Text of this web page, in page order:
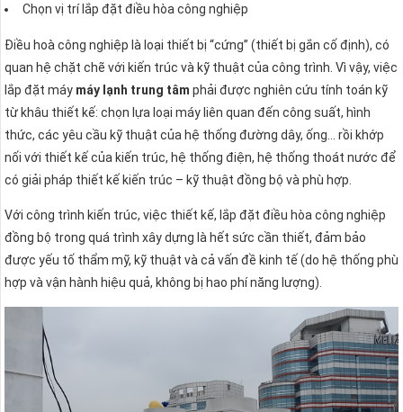
Chọn vị trí lắp đặt điều hòa công nghiệp
Điều hoà công nghiệp là loại thiết bị “cứng” (thiết bị gắn cố định), có
quan hệ chặt chẽ với kiến trúc và kỹ thuật của công trình. Vì vậy, việc
lắp đặt máy máy lạnh trung tâm phải được nghiên cứu tính toán kỹ
từ khâu thiết kế: chọn lựa loại máy liên quan đến công suất, hình
thức, các yêu cầu kỹ thuật của hệ thống đường dây, ống… rồi khớp
nối với thiết kế của kiến trúc, hệ thống điện, hệ thống thoát nước để
có giải pháp thiết kế kiến trúc – kỹ thuật đồng bộ và phù hợp.
Với công trình kiến trúc, việc thiết kế, lắp đặt điều hòa công nghiệp
đồng bộ trong quá trình xây dựng là hết sức cần thiết, đảm bảo
được yếu tố thẩm mỹ, kỹ thuật và cả vấn đề kinh tế (do hệ thống phù
hợp và vận hành hiệu quả, không bị hao phí năng lượng).